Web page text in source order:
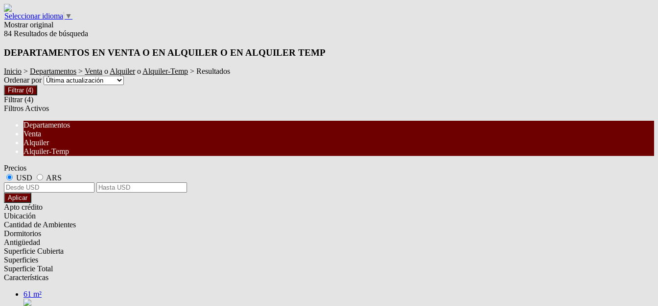
Seleccionar idioma ▼
Mostrar original
84 Resultados de búsqueda
DEPARTAMENTOS EN VENTA O EN ALQUILER O EN ALQUILER TEMP
Inicio > Departamentos > Venta oAlquileroAlquiler-Temp > Resultados
Ordenar por
Filtrar (4)
Filtrar (4)
Filtros Activos
Departamentos
Venta
Alquiler
Alquiler-Temp
Precios
USD
ARS
Aplicar
Apto crédito
Ubicación
Cantidad de Ambientes
Dormitorios
Antigüedad
Superficie Cubierta
Superficies
Superficie Total
Características
61 m²